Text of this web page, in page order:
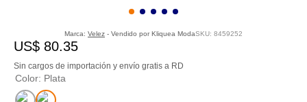
Marca: Velez - Vendido por Kliquea ModaSKU: 8459252
US$ 80.35
Sin cargos de importación y envío gratis a RD
Color: Plata